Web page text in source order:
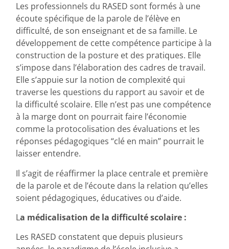
Les professionnels du RASED sont formés à une
écoute spécifique de la parole de l’élève en
difficulté, de son enseignant et de sa famille. Le
développement de cette compétence participe à la
construction de la posture et des pratiques. Elle
s’impose dans l’élaboration des cadres de travail.
Elle s’appuie sur la notion de complexité qui
traverse les questions du rapport au savoir et de
la difficulté scolaire. Elle n’est pas une compétence
à la marge dont on pourrait faire l’économie
comme la protocolisation des évaluations et les
réponses pédagogiques “clé en main” pourrait le
laisser entendre.
Il s’agit de réaffirmer la place centrale et première
de la parole et de l’écoute dans la relation qu’elles
soient pédagogiques, éducatives ou d’aide.
La médicalisation de la difficulté scolaire :
Les RASED constatent que depuis plusieurs